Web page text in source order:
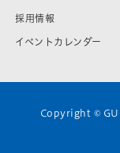
採用情報
イベントカレンダー
Copyright ©